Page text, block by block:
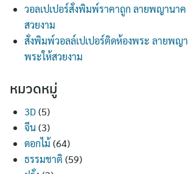
วอลเปเปอร์สั่งพิมพ์ราคาถูก ลายพญานา
สวยงาม
สั่งพิมพ์วอลล์เปเปอร์ติดห้องพระ ลายพญ
พระให้สวยงาม
หมวดหมู่
3D(5)
จีน(3)
ดอกไม้(64)
ธรรมชาติ (59)